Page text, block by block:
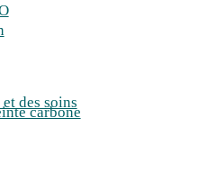
des soins
carbone